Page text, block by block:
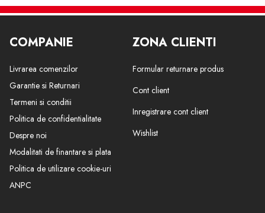
COMPANIE
Livrarea comenzilor
Garantie si Returnari
Termeni si conditii
Politica de confidentialitate
Despre noi
Modalitati de finantare si plata
Politica de utilizare cookie-uri
ANPC
ZONA CLIENTI
Formular returnare produs
Cont client
Inregistrare cont client
Wishlist